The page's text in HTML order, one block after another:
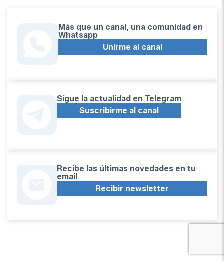
Más que un canal, una comunidad en
Whatsapp
Unirme al canal
Sígue la actualidad en Telegram
Suscribirme al canal
Recibe las últimas novedades en tu
email
Recibir newsletter